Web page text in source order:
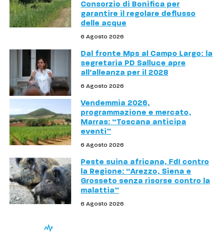
Consorzio di Bonifica per
garantire il regolare deflusso
delle acque
6 Agosto 2026
Dal fronte Mps al Campo Largo: la
segretaria PD Salluce apre
all'alleanza per il 2028
6 Agosto 2026
Vendemmia 2026,
programmazione e mercato,
Marras: “Toscana anticipa
eventi”
6 Agosto 2026
Peste suina africana, FdI contro
la Regione: “Arezzo, Siena e
Grosseto senza risorse contro la
malattia”
6 Agosto 2026